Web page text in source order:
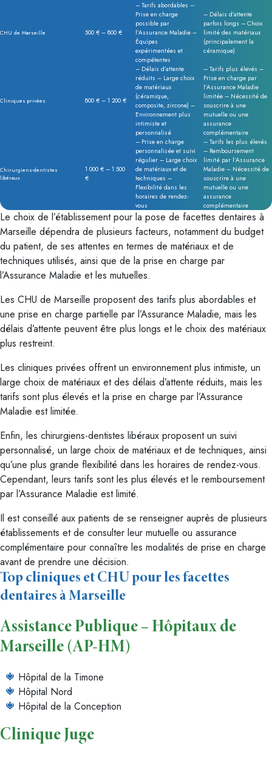
CHU de Marseille 500 € – 800 €
– Tarifs abordables –
Prise en charge
possible par
l’Assurance Maladie –
Équipes
expérimentées et
compétentes
– Délais d’attente
parfois longs – Choix
limité des matériaux
(principalement la
céramique)
Cliniques privées 800 € – 1 200 €
– Délais d’attente
réduits – Large choix
de matériaux
(céramique,
composite, zircone) –
Environnement plus
intimiste et
personnalisé
– Tarifs plus élevés –
Prise en charge par
l’Assurance Maladie
limitée – Nécessité de
souscrire à une
mutuelle ou une
assurance
complémentaire
Chirurgiens-dentistes
libéraux
1 000 € – 1 500
€
– Prise en charge
personnalisée et suivi
régulier – Large choix
de matériaux et de
techniques –
Flexibilité dans les
horaires de rendez-
vous
– Tarifs les plus élevés
– Remboursement
limité par l’Assurance
Maladie – Nécessité de
souscrire à une
mutuelle ou une
assurance
complémentaire
Le choix de l’établissement pour la pose de facettes dentaires à
Marseille dépendra de plusieurs facteurs, notamment du budget
du patient, de ses attentes en termes de matériaux et de
techniques utilisés, ainsi que de la prise en charge par
l’Assurance Maladie et les mutuelles.
Les CHU de Marseille proposent des tarifs plus abordables et
une prise en charge partielle par l’Assurance Maladie, mais les
délais d’attente peuvent être plus longs et le choix des matériaux
plus restreint.
Les cliniques privées offrent un environnement plus intimiste, un
large choix de matériaux et des délais d’attente réduits, mais les
tarifs sont plus élevés et la prise en charge par l’Assurance
Maladie est limitée.
Enfin, les chirurgiens-dentistes libéraux proposent un suivi
personnalisé, un large choix de matériaux et de techniques, ainsi
qu’une plus grande flexibilité dans les horaires de rendez-vous.
Cependant, leurs tarifs sont les plus élevés et le remboursement
par l’Assurance Maladie est limité.
Il est conseillé aux patients de se renseigner auprès de plusieurs
établissements et de consulter leur mutuelle ou assurance
complémentaire pour connaître les modalités de prise en charge
avant de prendre une décision.
Top cliniques et CHU pour les facettes
dentaires à Marseille
Assistance Publique – Hôpitaux de
Marseille (AP-HM)
Hôpital de la Timone
Hôpital Nord
Hôpital de la Conception
Clinique Juge